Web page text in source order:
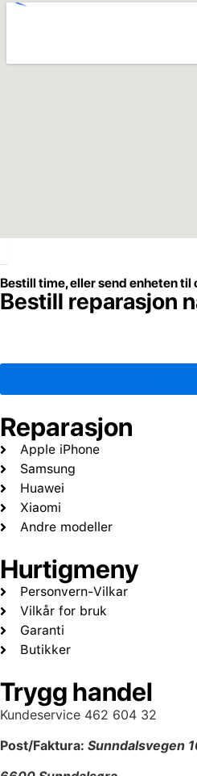
Bestill time, eller send enheten til
Bestill reparasjon
Reparasjon
Apple iPhone
Samsung
Huawei
Xiaomi
Andre modeller
Hurtigmeny
Personvern-Vilkar
Vilkår for bruk
Garanti
Butikker
Trygg handel
Kundeservice 462 604 32
Post/Faktura: Sunndalsvegen